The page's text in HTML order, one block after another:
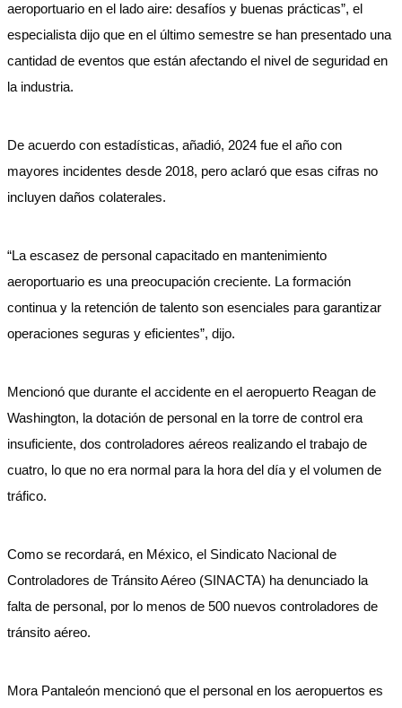
aeroportuario en el lado aire: desafíos y buenas prácticas”, el
especialista dijo que en el último semestre se han presentado una
cantidad de eventos que están afectando el nivel de seguridad en
la industria.
De acuerdo con estadísticas, añadió, 2024 fue el año con
mayores incidentes desde 2018, pero aclaró que esas cifras no
incluyen daños colaterales.
“La escasez de personal capacitado en mantenimiento
aeroportuario es una preocupación creciente. La formación
continua y la retención de talento son esenciales para garantizar
operaciones seguras y eficientes”, dijo.
Mencionó que durante el accidente en el aeropuerto Reagan de
Washington, la dotación de personal en la torre de control era
insuficiente, dos controladores aéreos realizando el trabajo de
cuatro, lo que no era normal para la hora del día y el volumen de
tráfico.
Como se recordará, en México, el Sindicato Nacional de
Controladores de Tránsito Aéreo (SINACTA) ha denunciado la
falta de personal, por lo menos de 500 nuevos controladores de
tránsito aéreo.
Mora Pantaleón mencionó que el personal en los aeropuertos es